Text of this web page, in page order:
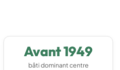
Avant 1949
bâti dominant centre